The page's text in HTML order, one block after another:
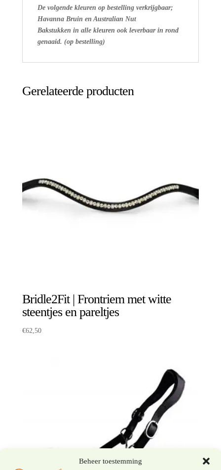
Beheer toestemming
De volgende kleuren op bestelling verkrijgbaar;
Havanna Bruin en Australian Nut
Bakstukken in alle kleuren ook leverbaar in rond
genaaid. (op bestelling)
Gerelateerde producten
Bridle2Fit | Frontriem met witte
steentjes en pareltjes
€62,50